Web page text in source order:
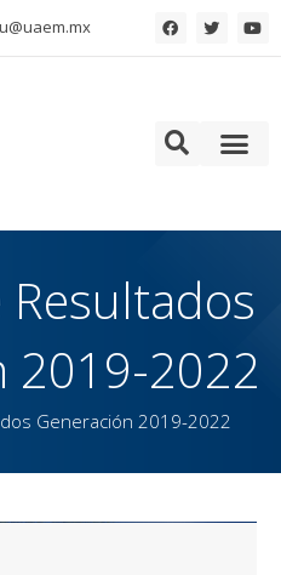
2019-2022
Generación 2019-2022